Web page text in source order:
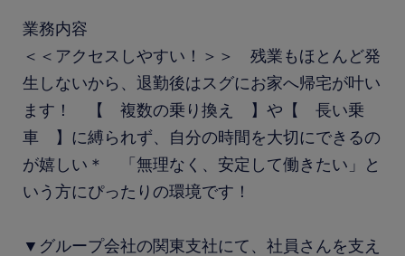
業務内容
＜＜アクセスしやすい！＞＞ 残業もほとんど発
生しないから、退勤後はスグにお家へ帰宅が叶い
ます！ 【 複数の乗り換え 】や【 長い乗
車 】に縛られず、自分の時間を大切にできるの
が嬉しい＊ 「無理なく、安定して働きたい」と
いう方にぴったりの環境です！
▼グループ会社の関東支社にて、社員さんを支え